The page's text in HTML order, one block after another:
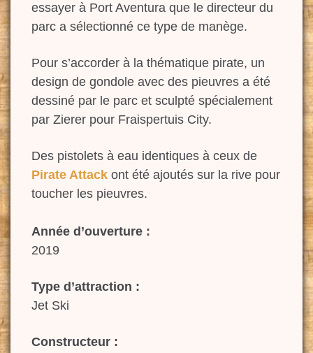
essayer à Port Aventura que le directeur du
parc a sélectionné ce type de manège.
Pour s’accorder à la thématique pirate, un
design de gondole avec des pieuvres a été
dessiné par le parc et sculpté spécialement
par Zierer pour Fraispertuis City.
Des pistolets à eau identiques à ceux de
Pirate Attack ont été ajoutés sur la rive pour
toucher les pieuvres.
Année d’ouverture :
2019
Type d’attraction :
Jet Ski
Constructeur :